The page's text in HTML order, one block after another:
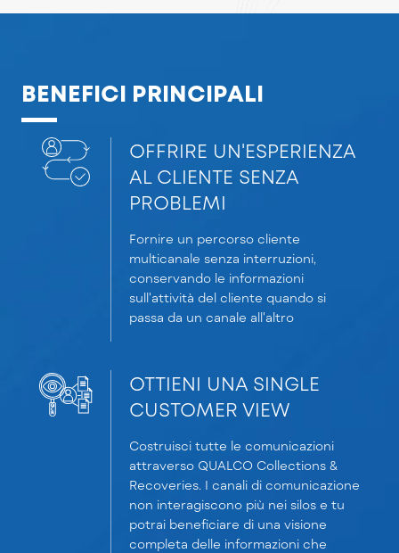
BENEFICI PRINCIPALI
OFFRIRE UN'ESPERIENZA
AL CLIENTE SENZA
PROBLEMI
Fornire un percorso cliente
multicanale senza interruzioni,
conservando le informazioni
sull'attività del cliente quando si
passa da un canale all'altro
OTTIENI UNA SINGLE
CUSTOMER VIEW
Costruisci tutte le comunicazioni
attraverso QUALCO Collections &
Recoveries. I canali di comunicazione
non interagiscono più nei silos e tu
potrai beneficiare di una visione
completa delle informazioni che